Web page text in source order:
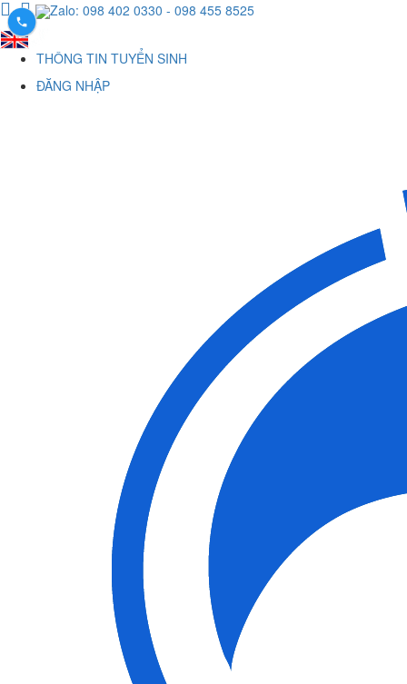
Zalo: 098 402 0330 - 098 455 8525
THÔNG TIN TUYỂN SINH
ĐĂNG NHẬP